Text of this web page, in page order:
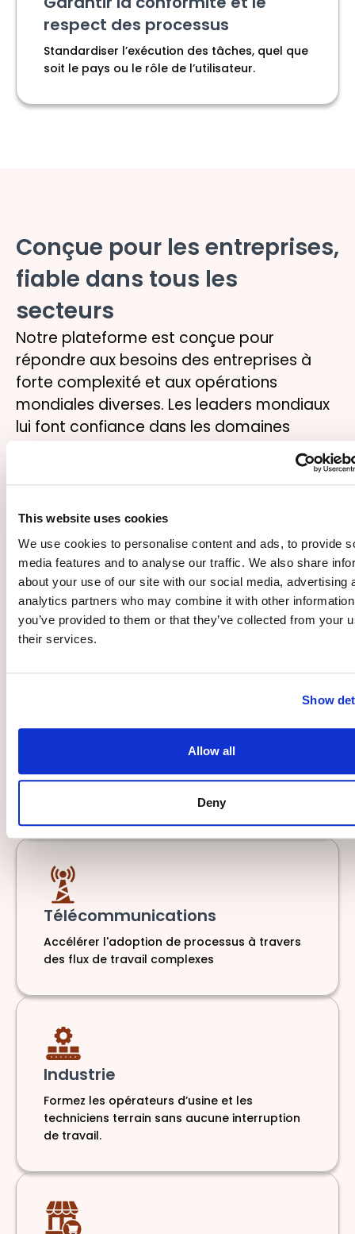
This website uses cookies
We use cookies to personalise content and ads, to provide
media features and to analyse our traffic. We also share
about your use of our site with our social media, advertising
analytics partners who may combine it with other
you’ve provided to them or that they’ve collected from your
their services.
Show
Allow all
Deny
respect des processus
Standardiser l’exécution des tâches, quel que
soit le pays ou le rôle de l’utilisateur.
Conçue pour les entreprises,
fiable dans tous les
secteurs
Notre plateforme est conçue pour
répondre aux besoins des entreprises à
forte complexité et aux opérations
mondiales diverses. Les leaders mondiaux
lui font confiance dans les domaines
Soins de Santé
Assurez une formation sécurisée et
standardisée pour les équipes cliniques et
administratives.
respect de la réglementation
Télécommunications
Accélérer l'adoption de processus à travers
des flux de travail complexes
Industrie
Formez les opérateurs d’usine et les
techniciens terrain sans aucune interruption
de travail.